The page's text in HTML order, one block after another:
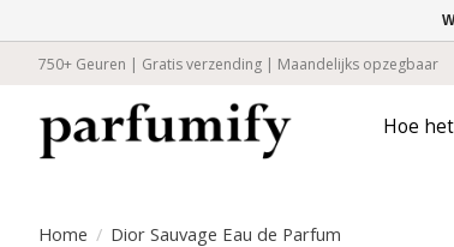
750+ Geuren | Gratis verzending | Maandelijks opzegbaar
Hoe
Home / Dior Sauvage Eau de Parfum